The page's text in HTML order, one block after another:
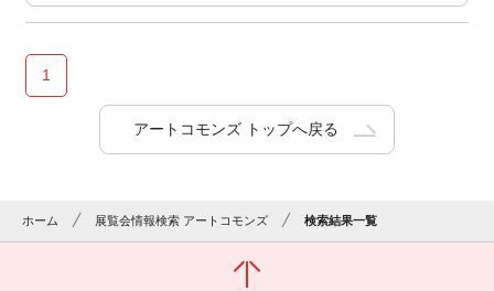
1
アートコモンズ トップへ戻る
ホーム 展覧会情報検索 アートコモンズ 検索結果一覧